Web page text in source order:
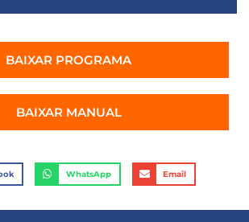
BAIXAR PROGRAMA
BAIXAR MANUAL
WhatsApp Email